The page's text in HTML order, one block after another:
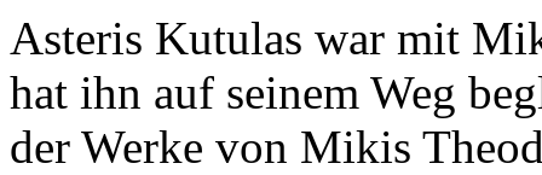
Asteris Kutulas war mit
hat ihn auf seinem Weg
der Werke von Mikis